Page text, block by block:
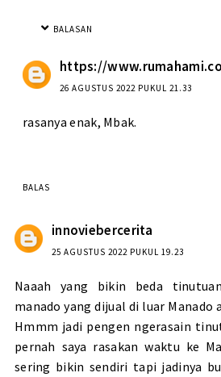
BALASAN
https://
26 AGUSTUS 2022 PUKUL 21.33
rasanya enak, Mbak.
BALAS
innoviebercerita
25 AGUSTUS 2022 PUKUL 19.23
Naaah yang bikin beda
manado yang dijual di luar Manado
Hmmm jadi pengen ngerasain
pernah saya rasakan waktu ke
sering bikin sendiri tapi jadinya